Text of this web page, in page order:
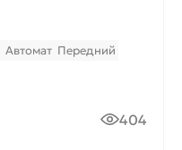
Автомат Передний
404